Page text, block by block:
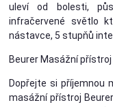
uleví od bolesti,
infračervené světlo
nástavce, 5 stupňů
Beurer Masážní přístroj
Dopřejte si příjemnou
masážní přístroj